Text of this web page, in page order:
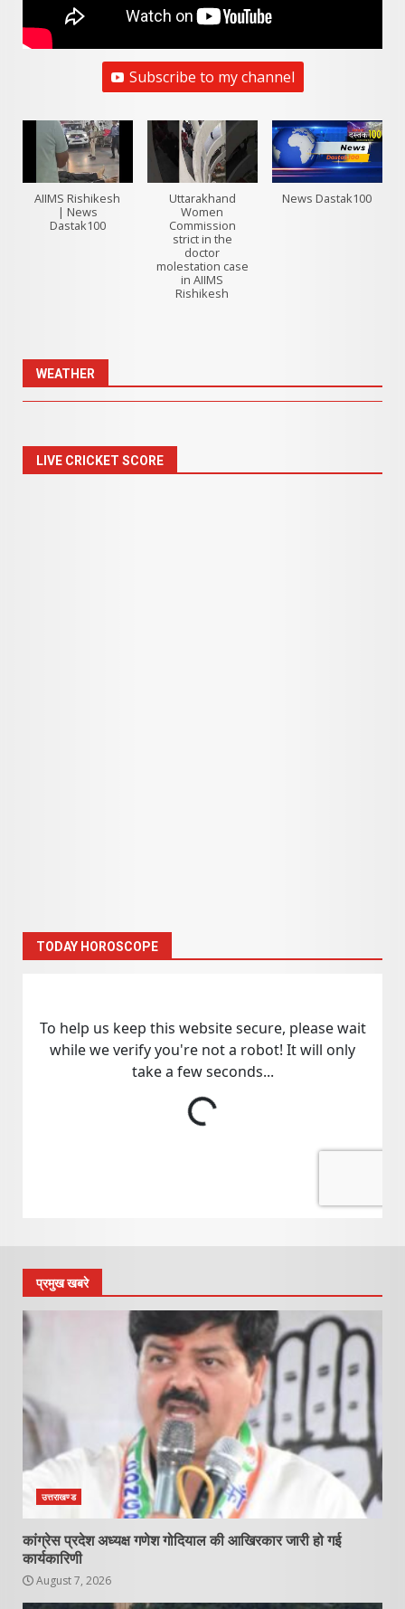
Subscribe to my channel
AIIMS Rishikesh
| News
Dastak100
Uttarakhand
Women
Commission
strict in the
doctor
molestation case
in AIIMS
Rishikesh
News Dastak100
WEATHER
LIVE CRICKET SCORE
TODAY HOROSCOPE
प्रमुख खबरे
उत्तराखण्ड
कांग्रेस प्रदेश अध्यक्ष गणेश गोदियाल की आखिरकार जारी हो गई
कार्यकारिणी
August 7, 2026